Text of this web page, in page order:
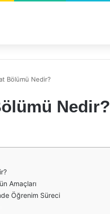
Bölümü Nedir?
Nedir?
Amaçları
Öğrenim Süreci